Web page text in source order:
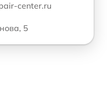
center.ru
5